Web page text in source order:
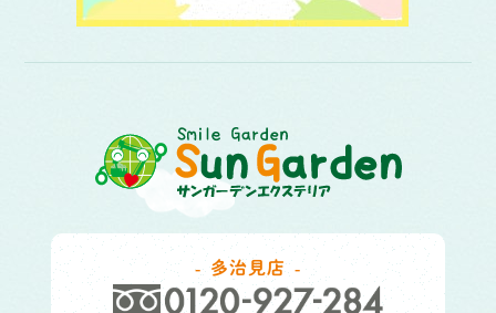
多治見店